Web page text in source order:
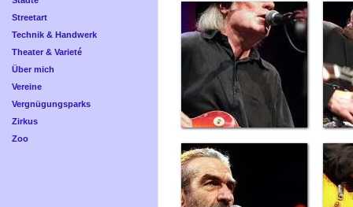
Streetart
Technik & Handwerk
Theater & Varieté
Über mich
Vereine
Vergnügungsparks
Zirkus
Zoo